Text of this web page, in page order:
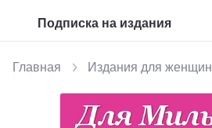
Подписка на издания
Главная Издания для женщин